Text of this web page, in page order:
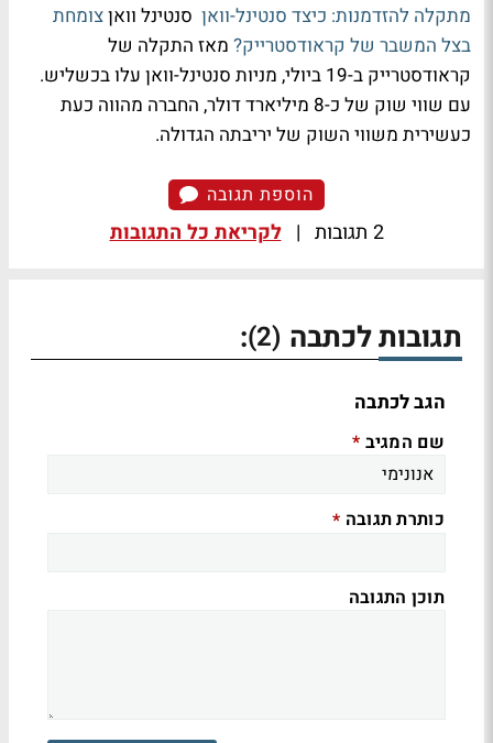
מתקלה להזדמנות: כיצד סנטינל-וואן סנטינל וואןצומחת
בצל המשבר של קראודסטרייק? מאז התקלה של
קראודסטרייק ב-19 ביולי, מניות סנטינל-וואן עלו בכשליש.
עם שווי שוק של כ-8 מיליארד דולר, החברה מהווה כעת
כעשירית משווי השוק של יריבתה הגדולה.
הוספת תגובה
2 תגובות | לקריאת כל התגובות
תגובות לכתבה (2)
:
הגב לכתבה
שם המגיב *
כותרת תגובה *
תוכן התגובה